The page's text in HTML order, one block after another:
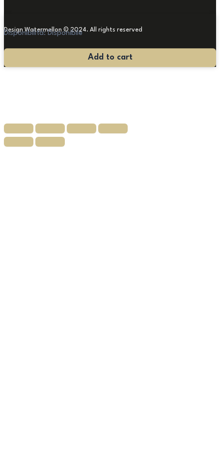
Design Watermellon © 2024. All rights reserved
Disponibilità: Disponibile
4
Add to cart